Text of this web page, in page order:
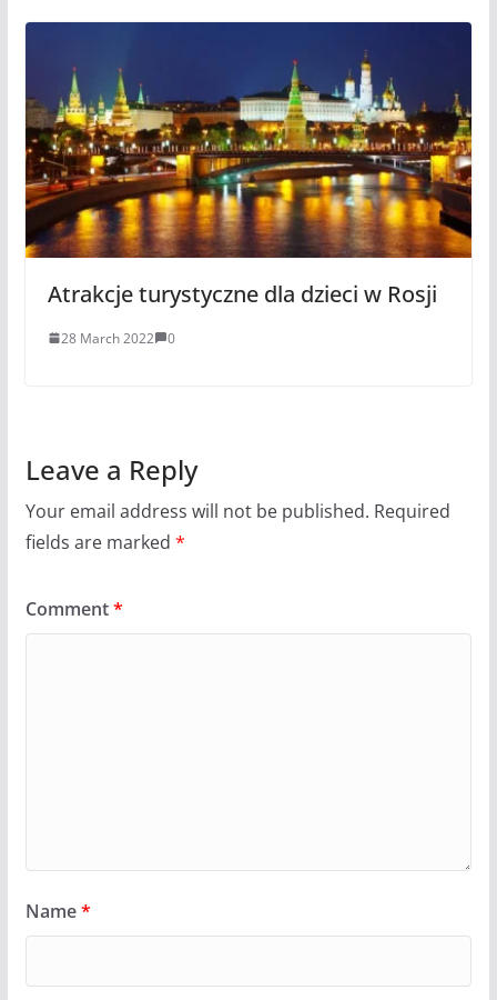
Atrakcje turystyczne dla dzieci w Rosji
28 March 2022 0
Leave a Reply
Your email address will not be published. Required
fields are marked *
Comment*
Name*